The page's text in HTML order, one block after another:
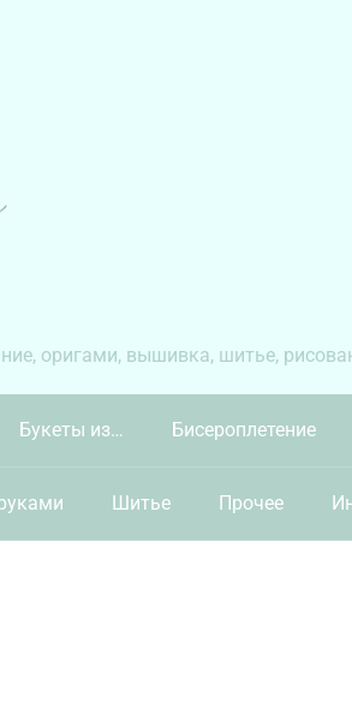
оригами, вышивка, шитье,
Букеты из… Бисероплетение
Шитье Прочее